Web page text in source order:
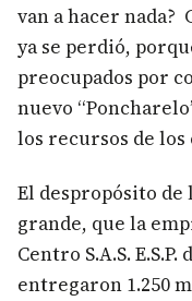
van a hacer nada?
ya se perdió,
preocupados por
nuevo
los recursos de los
El despropósito de
grande, que la
Centro S.A.S.
entregaron 1.250